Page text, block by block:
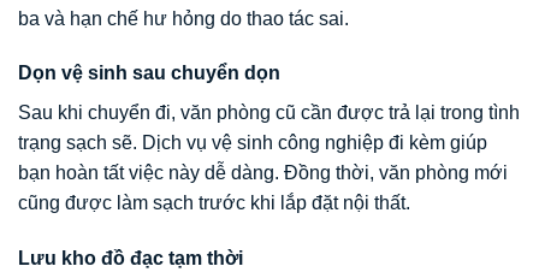
ba và hạn chế hư hỏng do thao tác sai.
Dọn vệ sinh sau chuyển dọn
Sau khi chuyển đi, văn phòng cũ cần được trả lại trong tình
trạng sạch sẽ. Dịch vụ vệ sinh công nghiệp đi kèm giúp
bạn hoàn tất việc này dễ dàng. Đồng thời, văn phòng mới
cũng được làm sạch trước khi lắp đặt nội thất.
Lưu kho đồ đạc tạm thời